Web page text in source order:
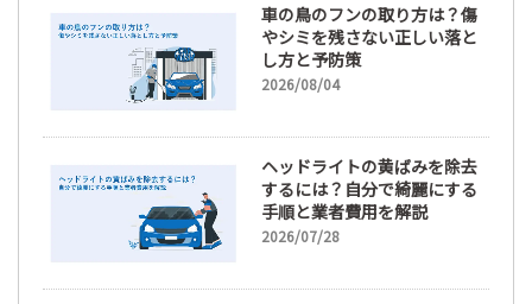
車の鳥のフンの取り方は？傷
やシミを残さない正しい落と
し方と予防策
2026/08/04
ヘッドライトの黄ばみを除去
するには？自分で綺麗にする
手順と業者費用を解説
2026/07/28